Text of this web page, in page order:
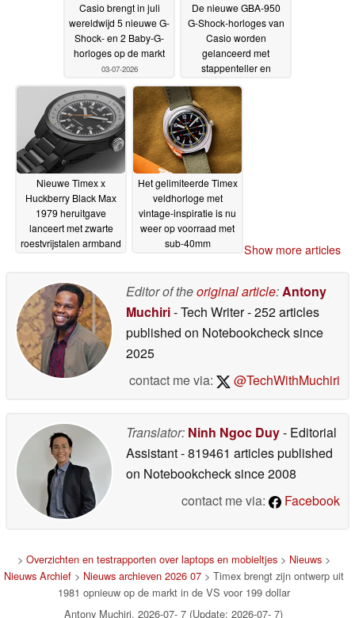
Casio brengt in juli
wereldwijd 5 nieuwe G-
Shock- en 2 Baby-G-
horloges op de markt
03-07-2026
De nieuwe GBA-950
G-Shock-horloges van
Casio worden
gelanceerd met
stappenteller en
02-07-2026
Nieuwe Timex x
Huckberry Black Max
1979 heruitgave
lanceert met zwarte
roestvrijstalen armband
Het gelimiteerde Timex
veldhorloge met
vintage-inspiratie is nu
weer op voorraad met
sub-40mm
Show more articles
Editor of theoriginal article:Antony
Muchiri- Tech Writer- 252 articles
published on Notebookchecksince
2025
contact me via:
@TechWithMuchiri
Translator: Ninh Ngoc Duy- Editorial
Assistant- 819461 articles published
on Notebookchecksince 2008
contact me via:
Facebook
> Overzichten en testrapporten over laptops en mobieltjes> Nieuws>
Nieuws Archief> Nieuws archieven 2026 07> Timex brengt zijn ontwerp uit
1981 opnieuw op de markt in de VS voor 199 dollar
Antony Muchiri, 2026-07- 7 (Update: 2026-07- 7)